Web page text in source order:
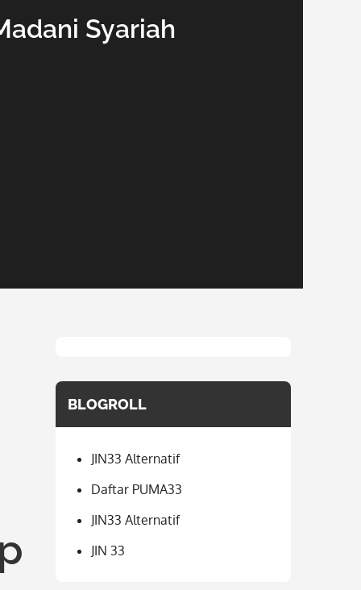
Syariah
BLOGROLL
JIN33 Alternatif
Daftar PUMA33
JIN33 Alternatif
JIN 33